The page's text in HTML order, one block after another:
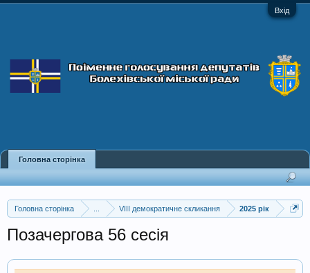
Вхід
Головна сторінка VIII демократичне скликання 2025 рік
Позачергова 56 сесія
Головна сторінка